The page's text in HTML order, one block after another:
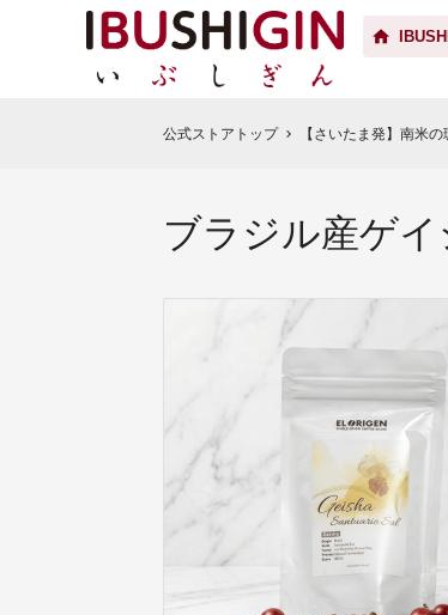
公式ストアトップ chevron_right 【さいたま発】南米
ブラジル産ゲイ